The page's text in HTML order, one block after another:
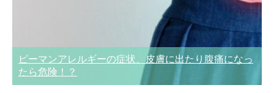
ピーマンアレルギーの症状、皮膚に出たり腹痛になっ
たら危険！？